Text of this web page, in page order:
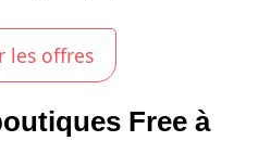
Free à